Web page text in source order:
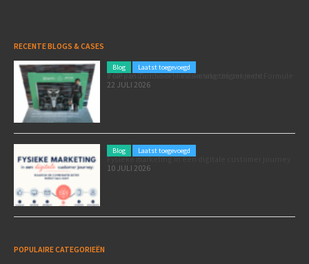
RECENTE BLOGS & CASES
Blog Laatst toegevoegd
Poleposition voor je marketing: zó zet je de Formule 1 GP van Zandvoort in als marketingmoment
22 JULI 2026
Blog Laatst toegevoegd
Fysieke marketing in een digitale customer journey
10 JULI 2026
POPULAIRE CATEGORIEËN